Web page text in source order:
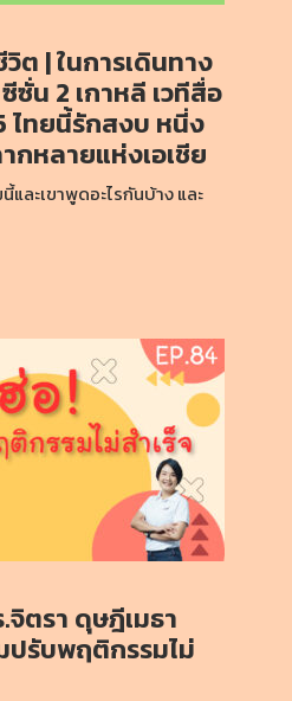
ต | ในการเดินทาง
ซั่น 2 เกาหลี เวทีสื่อ
ไทยนี้รักสงบ หนี่ง
กหลายแห่งเอเชีย
และเขาพูดอะไรกันบ้าง และ
ตรา ดุษฎีเมธา
ปรับพฤติกรรมไม่